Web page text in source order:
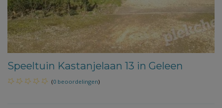
Speeltuin Kastanjelaan 13 in Geleen
(0 beoordelingen)